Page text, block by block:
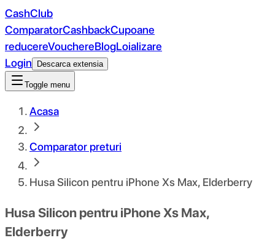
CashClub
ComparatorCashbackCupoane
reducereVouchereBlogLoializare
Login
Descarca extensia
Toggle menu
Acasa
Comparator preturi
Husa Silicon pentru iPhone Xs Max, Elderberry
Husa Silicon pentru iPhone Xs Max,
Elderberry